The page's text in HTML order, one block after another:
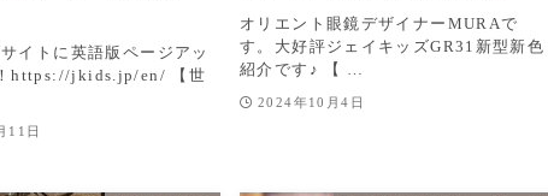
イトに英語版ページアッ
https://jkids.jp/en/ 【世
11日
オリエント眼鏡デザイナーMURAで
す。大好評ジェイキッズGR31新型新色
紹介です♪ 【 …
2024年10月4日